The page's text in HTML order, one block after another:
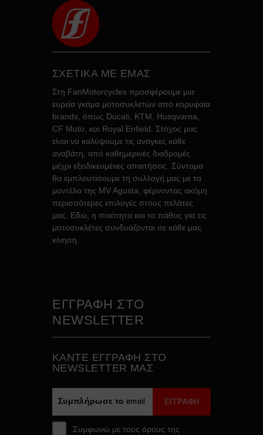
ΣΧΕΤΙΚΑ ΜΕ ΕΜΑΣ
Στη FanMotorcycles προσφέρουμε μια
ευρεία γκάμα μοτοσυκλετών από κορυφαία
brands, όπως Ducati, KTM, Husqvarna,
CF Moto, και Royal Enfield. Στόχος μας
είναι να καλύψουμε τις ανάγκες κάθε
αναβάτη, από καθημερινές διαδρομές
μέχρι εξειδικευμένες απαιτήσεις. Σύντομα
θα εμπλουτίσουμε τη συλλογή μας με τα
μοντέλα της MV Agusta, φέρνοντας ακόμη
περισσότερες επιλογές στους πελάτες
μας. Εδώ, η ποιότητα και το πάθος για τις
μοτοσυκλέτες συνδυάζονται σε κάθε μας
κίνηση.
ΕΓΓΡΑΦΗ ΣΤΟ
NEWSLETTER
ΚAΝΤΕ ΕΓΓΡΑΦH ΣΤΟ
NEWSLETTER ΜΑΣ
ΕΓΓΡΑΦΗ
Συμφωνώ με τους όρους της